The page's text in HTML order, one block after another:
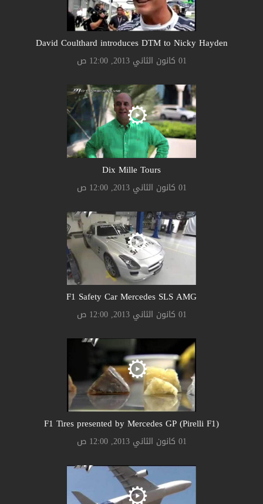
David Coulthard introduces DTM to Nicky Hayden
01 كانون الثاني 2013, 12:00 ص
Dix Mille Tours
01 كانون الثاني 2013, 12:00 ص
F1 Safety Car Mercedes SLS AMG
01 كانون الثاني 2013, 12:00 ص
F1 Tires presented by Mercedes GP (Pirelli F1)
01 كانون الثاني 2013, 12:00 ص